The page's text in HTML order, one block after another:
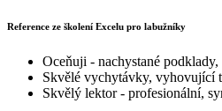
Reference ze školení Excelu pro labužníky
Oceňuji - nachystané
Skvělé vychytávky, vyhovující
Skvělý lektor - profesionální,